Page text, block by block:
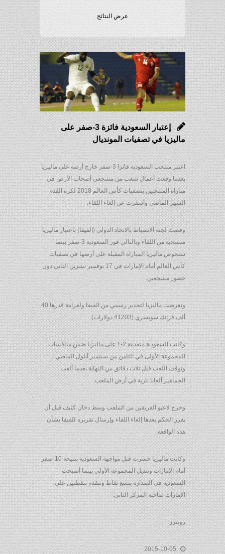
عرض النتائج
إعتبار السعودية فائزة 3-صفر على
ماليزيا في تصفيات المونديال
اعتبر منتخب السعودية فائزا 3-صفر خارج أرضه على ماليزيا
بعدما وقعت أعمال شغب من مشجعي أصحاب الأرض في
مباراة المنتخبين بتصفيات كأس العالم 2018 لكرة القدم
الشهر الماضي وأسفرت عن إلغاء اللقاء.
وقضت لجنة الانضباط بالاتحاد الدولي (الفيفا) باعتبار ماليزيا
منسحبة من اللقاء وبالتالي فوز السعودية 3-صفر بينما
ستخوض ماليزيا المباراة المقبلة على أرضها في تصفيات
كأس العالم أمام الإمارات في 17 نوفمبر تشرين الثاني دون
حضور مشجعين.
وتعرضت ماليزيا لتحذير رسمي من الفيفا ولغرامة قدرها 40
ألف فرانك سويسري (41203 دولارات).
وكانت السعودية متقدمة 2-1 على ماليزيا ضمن منافسات
المجموعة الأولى في الثامن من سبتمبر أيلول الماضي
وتوقف اللعب قبل ثلاث دقائق من النهاية بعدما ألقت
الجماهير ألعابا نارية في أرض الملعب.
وخرج لاعبو الفريقين من الملعب وسط دخان كثيف قبل أن
يقرر الحكم بعدها إلغاء اللقاء وإرسال تقريره للفيفا بشأن
هذه الواقعة.
وكانت ماليزيا خسرت قبل مواجهة السعودية بنتيجة 10-صفر
أمام الإمارات وتتذيل المجموعة الأولى بينما أصبحت
السعودية في الصدارة بتسع نقاط وتتقدم بنقطتين على
الإمارات صاحبة المركز الثاني.
رويترز
2015-10-05